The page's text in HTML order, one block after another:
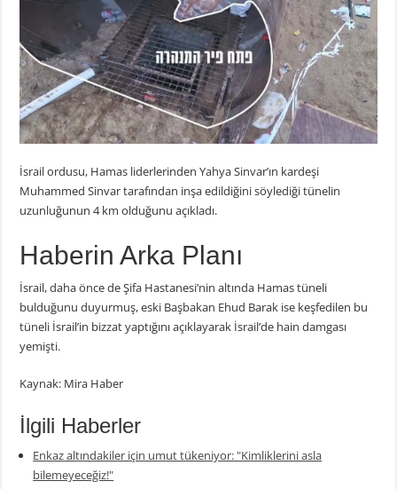
İsrail ordusu, Hamas liderlerinden Yahya Sinvar’ın kardeşi
Muhammed Sinvar tarafından inşa edildiğini söylediği tünelin
uzunluğunun 4 km olduğunu açıkladı.
Haberin Arka Planı
İsrail, daha önce de Şifa Hastanesi’nin altında Hamas tüneli
bulduğunu duyurmuş, eski Başbakan Ehud Barak ise keşfedilen bu
tüneli İsrail’in bizzat yaptığını açıklayarak İsrail’de hain damgası
yemişti.
Kaynak: Mira Haber
İlgili Haberler
Enkaz altındakiler için umut tükeniyor: "Kimliklerini asla
bilemeyeceğiz!"